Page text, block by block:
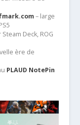
– large
Deck, ROG
ère de
PLAUD NotePin